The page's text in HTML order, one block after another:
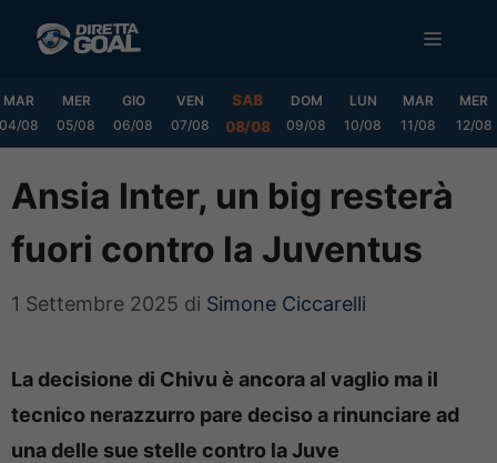
MENU
MAR
04/08
MER
05/08
GIO
06/08
VEN
07/08
SAB
08/08
DOM
09/08
LUN
10/08
MAR
11/08
MER
12/08
Ansia Inter, un big resterà
fuori contro la Juventus
1 Settembre 2025 di Simone Ciccarelli
La decisione di Chivu è ancora al vaglio ma il
tecnico nerazzurro pare deciso a rinunciare ad
una delle sue stelle contro la Juve